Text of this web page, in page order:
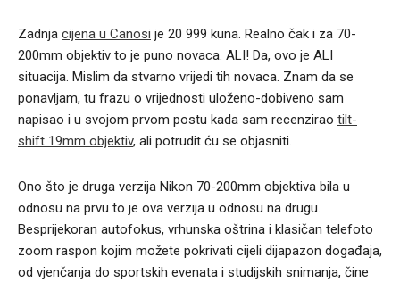
Zadnja cijena u Canosi je 20 999 kuna. Realno čak i za 70-
200mm objektiv to je puno novaca. ALI! Da, ovo je ALI
situacija. Mislim da stvarno vrijedi tih novaca. Znam da se
ponavljam, tu frazu o vrijednosti uloženo-dobiveno sam
napisao i u svojom prvom postu kada sam recenzirao tilt-
shift 19mm objektiv, ali potrudit ću se objasniti.
Ono što je druga verzija Nikon 70-200mm objektiva bila u
odnosu na prvu to je ova verzija u odnosu na drugu.
Besprijekoran autofokus, vrhunska oštrina i klasičan telefoto
zoom raspon kojim možete pokrivati cijeli dijapazon događaja,
od vjenčanja do sportskih evenata i studijskih snimanja, čine